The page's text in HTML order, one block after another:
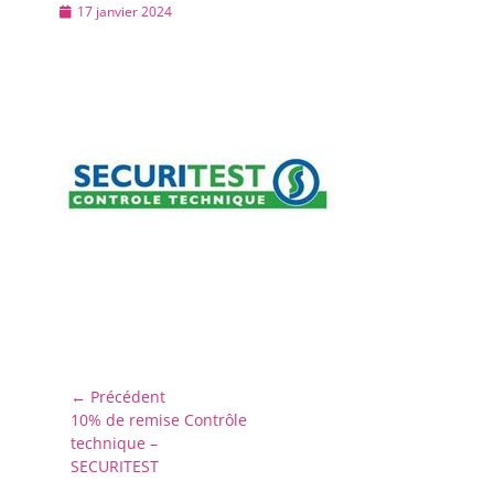
Posted17 janvier 2024
Navigation
de
l’article
← Précédent
Article
précédent :
10% de remise Contrôle
technique –
SECURITEST